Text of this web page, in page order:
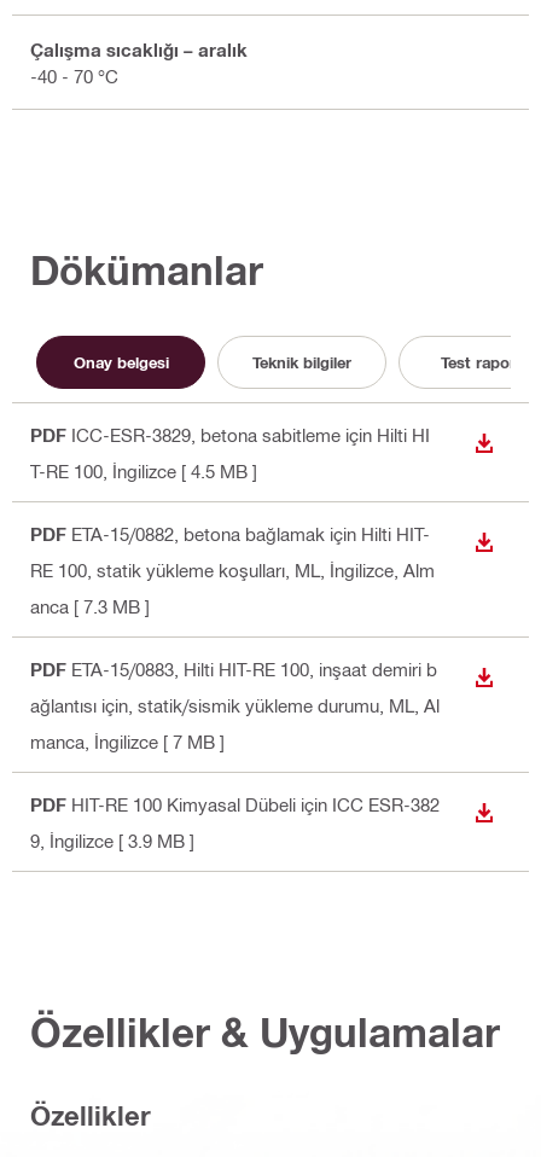
Çalışma sıcaklığı – aralık
-40 - 70 °C
Dökümanlar
Onay belgesi Teknik bilgiler Test raporu
PDF ICC-ESR-3829, betona sabitleme için Hilti HI
T-RE 100 , İngilizce [ 4.5 MB ]
İNDIR
PDF ETA-15/0882, betona bağlamak için Hilti HIT-
RE 100, statik yükleme koşulları, ML , İngilizce, Alm
anca [ 7.3 MB ]
İNDIR
PDF ETA-15/0883, Hilti HIT-RE 100, inşaat demiri b
ağlantısı için, statik/sismik yükleme durumu, ML , Al
manca, İngilizce [ 7 MB ]
İNDIR
PDF HIT-RE 100 Kimyasal Dübeli için ICC ESR-382
9 , İngilizce [ 3.9 MB ]
İNDIR
Özellikler & Uygulamalar
Özellikler